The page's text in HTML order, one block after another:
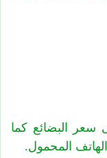
سعر البضائع كما
المحمول.